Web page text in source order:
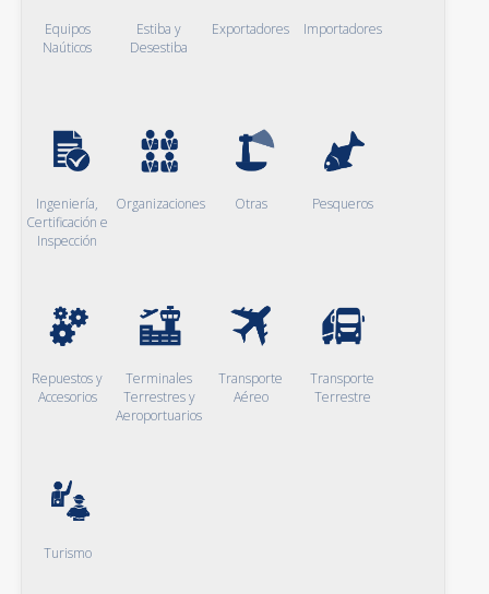
Equipos
Naúticos
Estiba y
Desestiba
Exportadores Importadores
Ingeniería,
Certificación e
Inspección
Organizaciones Otras Pesqueros
Repuestos y
Accesorios
Terminales
Terrestres y
Aeroportuarios
Transporte
Aéreo
Transporte
Terrestre
Turismo